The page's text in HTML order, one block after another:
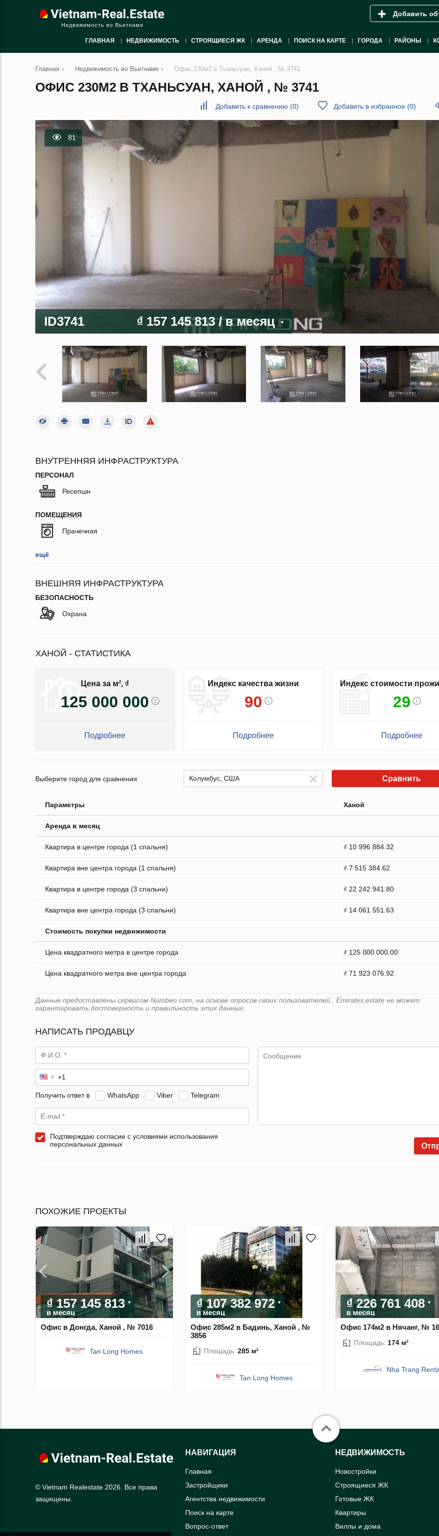
Недвижимость во Вьетнаме
Добавить
ГЛАВНАЯ НЕДВИЖИМОСТЬ СТРОЯЩИЕСЯ ЖК АРЕНДА ПОИСК НА КАРТЕ ГОРОДА РАЙОНЫ
Главная › Недвижимость во Вьетнаме › Офис 230м2 в Тханьсуан, Ханой , № 3741
ОФИС 230М2 В ТХАНЬСУАН, ХАНОЙ , № 3741
Добавить к сравнению (0) Добавить в избранное (0)
81
ID3741 ₫ 157 145 813/ в месяц
ВНУТРЕННЯЯ ИНФРАСТРУКТУРА
ПЕРСОНАЛ
Ресепшн
ПОМЕЩЕНИЯ
Прачечная
ещё
ВНЕШНЯЯ ИНФРАСТРУКТУРА
БЕЗОПАСНОСТЬ
Охрана
ХАНОЙ - СТАТИСТИКА
Цена за м², ₫
125 000 000
Подробнее
Индекс качества жизни
90
Подробнее
Индекс стоимости
29
Подробнее
Выберите город для сравнения Сравнить
Параметры Ханой
Аренда в месяц
Квартира в центре города (1 спальня) ₫ 10 996 884.32
Квартира вне центра города (1 спальня) ₫ 7 515 384.62
Квартира в центре города (3 спальни) ₫ 22 242 941.80
Квартира вне центра города (3 спальни) ₫ 14 061 551.63
Стоимость покупки недвижимости
Цена квадратного метра в центре города ₫ 125 000 000.00
Цена квадратного метра вне центра города ₫ 71 923 076.92
Данные предоставлены сервисом Numbeo.com, на основе опросов своих пользователей . Emirates.estate не может
гарантировать достоверность и правильность этих данных.
НАПИСАТЬ ПРОДАВЦУ
Получить ответ в WhatsApp Viber Telegram
Подтверждаю согласие с условиями использования
персональных данных
ПОХОЖИЕ ПРОЕКТЫ
₫ 157 145 813
в месяц
Офис в Донгда, Ханой , № 7016
Tan Long Homes
₫ 107 382 972
в месяц
Офис 285м2 в Бадинь, Ханой , №
3856
Площадь: 285 м²
Tan Long Homes
₫ 226 761 408
в месяц
Офис 174м2 в Нячанг, №
Площадь: 174 м²
Nha Trang
© Vietnam Realestate 2026. Все права
защищены.
НАВИГАЦИЯ
Главная
Застройщики
Агентства недвижимости
Поиск на карте
Вопрос-ответ
НЕДВИЖИМОСТЬ
Новостройки
Строящиеся ЖК
Готовые ЖК
Квартиры
Виллы и дома